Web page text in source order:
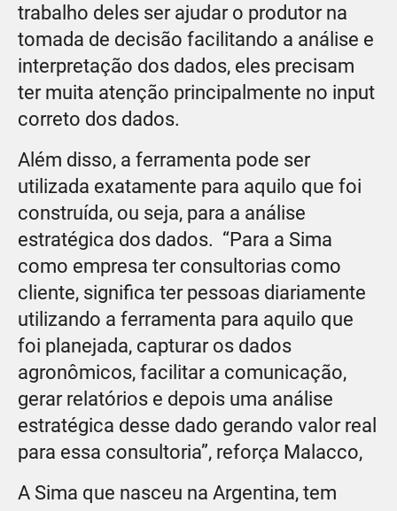
trabalho deles ser ajudar o produtor na
tomada de decisão facilitando a análise e
interpretação dos dados, eles precisam
ter muita atenção principalmente no input
correto dos dados.
Além disso, a ferramenta pode ser
utilizada exatamente para aquilo que foi
construída, ou seja, para a análise
estratégica dos dados. “Para a Sima
como empresa ter consultorias como
cliente, significa ter pessoas diariamente
utilizando a ferramenta para aquilo que
foi planejada, capturar os dados
agronômicos, facilitar a comunicação,
gerar relatórios e depois uma análise
estratégica desse dado gerando valor real
para essa consultoria”, reforça Malacco,
A Sima que nasceu na Argentina, tem